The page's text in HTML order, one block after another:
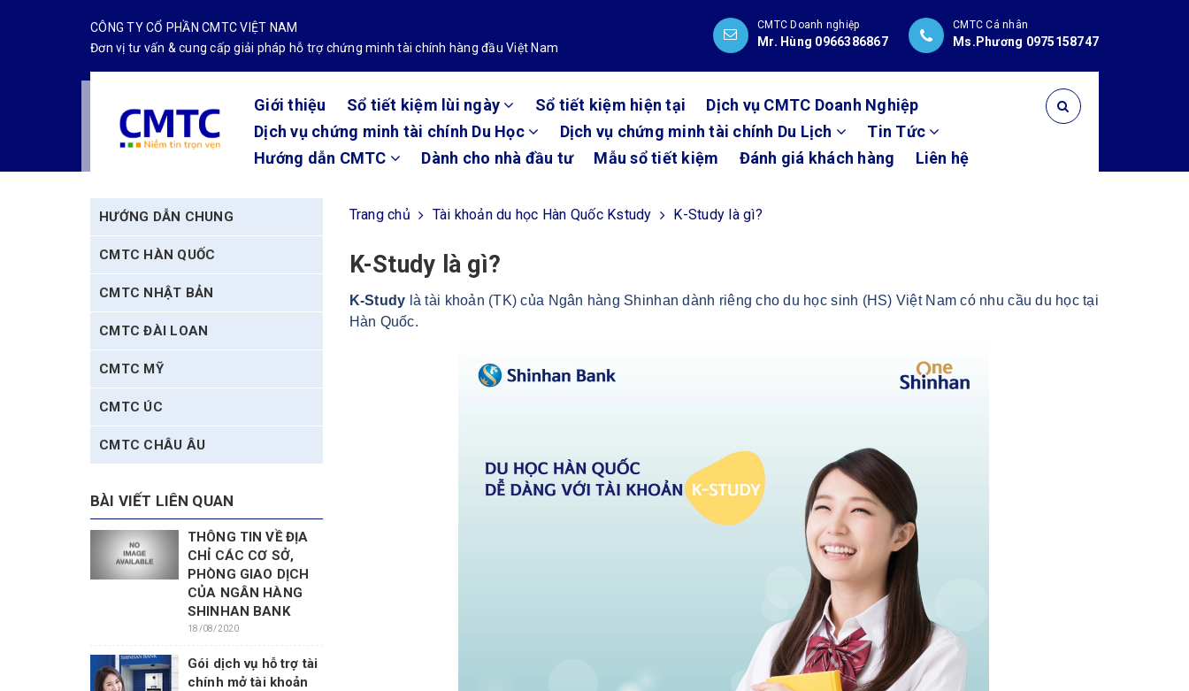
CÔNG TY CỔ PHẦN CMTC VIỆT NAM
Đơn vị tư vấn & cung cấp giải pháp hỗ trợ chứng minh tài chính hàng đầu Việt Nam
CMTC Doanh nghiệp
Mr. Hùng 0966386867
CMTC Cá nhân
Ms.Phương 0975158747
Giới thiệu Sổ tiết kiệm lùi ngày Sổ tiết kiệm hiện tại
Dịch vụ CMTC Doanh Nghiệp
Dịch vụ chứng minh tài chính Du Học
Dịch vụ chứng minh tài chính Du Lịch
Tin Tức
Hướng dẫn CMTC
Dành cho nhà đầu tư Mẫu sổ tiết kiệm Đánh giá khách hàng Liên hệ
Trang chủ Tài khoản du học Hàn Quốc Kstudy K-Study là gì?
K-Study là gì?
K-Study là tài khoản (TK) của Ngân hàng Shinhan dành riêng cho du học sinh (HS) Việt Nam có nhu cầu du học tại
Hàn Quốc.
HƯỚNG DẪN CHUNG
CMTC HÀN QUỐC
CMTC NHẬT BẢN
CMTC ĐÀI LOAN
CMTC MỸ
CMTC ÚC
CMTC CHÂU ÂU
BÀI VIẾT LIÊN QUAN
THÔNG TIN VỀ ĐỊA
CHỈ CÁC CƠ SỞ,
PHÒNG GIAO DỊCH
CỦA NGÂN HÀNG
SHINHAN BANK
18/08/2020
Gói dịch vụ hỗ trợ tài
chính mở tài khoản